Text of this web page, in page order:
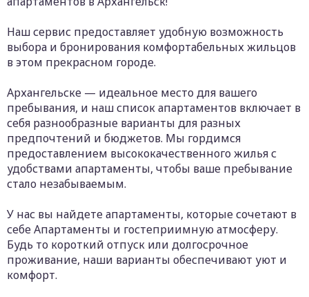
Наш сервис предоставляет удобную возможность
выбора и бронирования комфортабельных жильцов
в этом прекрасном городе.
Архангельске — идеальное место для вашего
пребывания, и наш список апартаментов включает в
себя разнообразные варианты для разных
предпочтений и бюджетов. Мы гордимся
предоставлением высококачественного жилья с
удобствами апартаменты, чтобы ваше пребывание
стало незабываемым.
У нас вы найдете апартаменты, которые сочетают в
себе Апартаменты и гостеприимную атмосферу.
Будь то короткий отпуск или долгосрочное
проживание, наши варианты обеспечивают уют и
комфорт.